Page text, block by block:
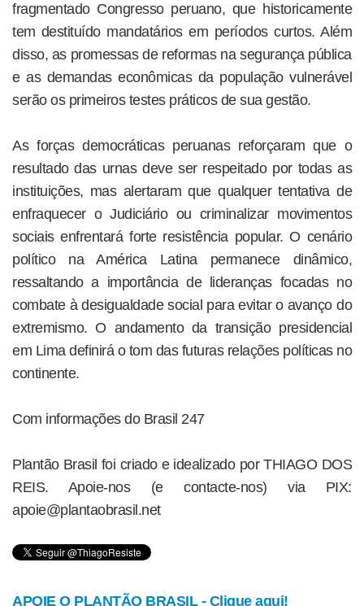
fragmentado Congresso peruano, que historicamente
tem destituído mandatários em períodos curtos. Além
disso, as promessas de reformas na segurança pública
e as demandas econômicas da população vulnerável
serão os primeiros testes práticos de sua gestão.
As forças democráticas peruanas reforçaram que o
resultado das urnas deve ser respeitado por todas as
instituições, mas alertaram que qualquer tentativa de
enfraquecer o Judiciário ou criminalizar movimentos
sociais enfrentará forte resistência popular. O cenário
político na América Latina permanece dinâmico,
ressaltando a importância de lideranças focadas no
combate à desigualdade social para evitar o avanço do
extremismo. O andamento da transição presidencial
em Lima definirá o tom das futuras relações políticas no
continente.
Com informações do Brasil 247
Plantão Brasil foi criado e idealizado por THIAGO DOS
REIS. Apoie-nos (e contacte-nos) via PIX:
apoie@plantaobrasil.net
APOIE O PLANTÃO BRASIL - Clique aqui!